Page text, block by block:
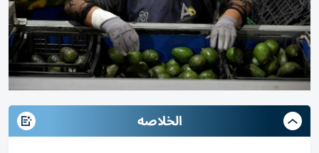
الخلاصه